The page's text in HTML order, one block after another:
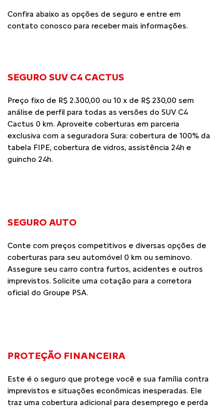
Confira abaixo as opções de seguro e entre em
contato conosco para receber mais informações.
SEGURO SUV C4 CACTUS
Preço fixo de R$ 2.300,00 ou 10 x de R$ 230,00 sem
análise de perfil para todas as versões do SUV C4
Cactus 0 km. Aproveite coberturas em parceria
exclusiva com a seguradora Sura: cobertura de 100% da
tabela FIPE, cobertura de vidros, assistência 24h e
guincho 24h.
SEGURO AUTO
Conte com preços competitivos e diversas opções de
coberturas para seu automóvel 0 km ou seminovo.
Assegure seu carro contra furtos, acidentes e outros
imprevistos. Solicite uma cotação para a corretora
oficial do Groupe PSA.
PROTEÇÃO FINANCEIRA
Este é o seguro que protege você e sua família contra
imprevistos e situações econômicas inesperadas. Ele
traz uma cobertura adicional para desemprego e perda